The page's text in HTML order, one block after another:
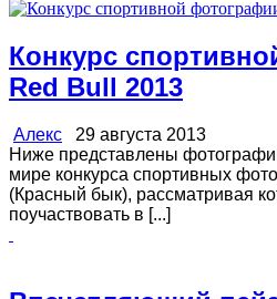
Конкурс
Red Bull 2013
Алекс 29 августа 2013
Ниже представлены
мире конкурса спортивных
(Красный бык), рассматривая
поучаствовать в [...]